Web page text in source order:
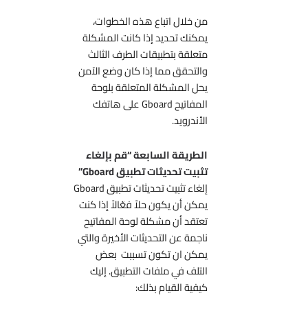
من خلال اتباع هذه الخطوات،
يمكنك تحديد إذا كانت المشكلة
متعلقة بتطبيقات الطرف الثالث
والتحقق مما إذا كان وضع الآمن
يحل المشكلة المتعلقة بلوحة
المفاتيح Gboard على هاتفك
الأندرويد.
الطريقة السابعة “قم بإلغاء
تثبيت تحديثات تطبيق Gboard”
إلغاء تثبيت تحديثات تطبيق Gboard
يمكن أن يكون حلاً فعّالاً إذا كنت
تعتقد أن مشكلة لوحة المفاتيح
ناجمة عن التحديثات الأخيرة والتي
يمكن ان تكون تسببت بعض
التلف في ملفات التطبيق. إليك
كيفية القيام بذلك: